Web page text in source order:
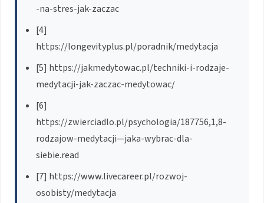
-na-stres-jak-zaczac
[4]
https://longevityplus.pl/poradnik/medytacja
[5] https://jakmedytowac.pl/techniki-i-rodzaje-
medytacji-jak-zaczac-medytowac/
[6]
https://zwierciadlo.pl/psychologia/187756,1,8-
rodzajow-medytacji—jaka-wybrac-dla-
siebie.read
[7] https://www.livecareer.pl/rozwoj-
osobisty/medytacja